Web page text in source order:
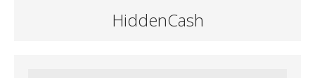
HiddenCash